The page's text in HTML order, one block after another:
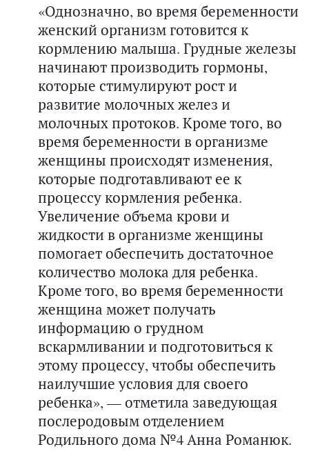
«Однозначно, во время беременности
женский организм готовится к
кормлению малыша. Грудные железы
начинают производить гормоны,
которые стимулируют рост и
развитие молочных желез и
молочных протоков. Кроме того, во
время беременности в организме
женщины происходят изменения,
которые подготавливают ее к
процессу кормления ребенка.
Увеличение объема крови и
жидкости в организме женщины
помогает обеспечить достаточное
количество молока для ребенка.
Кроме того, во время беременности
женщина может получать
информацию о грудном
вскармливании и подготовиться к
этому процессу, чтобы обеспечить
наилучшие условия для своего
ребенка», — отметила заведующая
послеродовым отделением
Родильного дома №4 Анна Романюк.